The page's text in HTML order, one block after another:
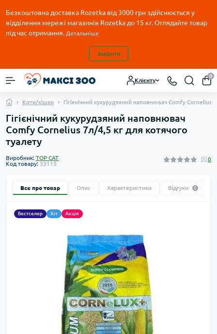
Безкоштовна доставка Rozetka від 3000 грн здійснюється у
відділення мережі магазинів Rozetka до 15 кг. Оглядайте товар
під час отримання. Детальніше
Закрити
Клієнту
0
Коти/кішки Гігієнічний кукурудзяний наповнювач Comfy Cornelius
Гігієнічний кукурудзяний наповнювач
Comfy Cornelius 7л/4,5 кг для котячого
туалету
Виробник: TOP CAT
Код товару: 33115
0
Все про товар Опис Характеристики Відгуки 0
Бестселер Хіт Акція